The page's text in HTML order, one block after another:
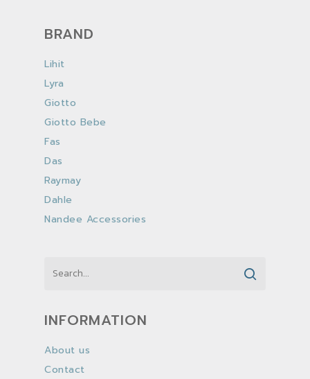
BRAND
Lihit
Lyra
Giotto
Giotto Bebe
Fas
Das
Raymay
Dahle
Nandee Accessories
INFORMATION
About us
Contact